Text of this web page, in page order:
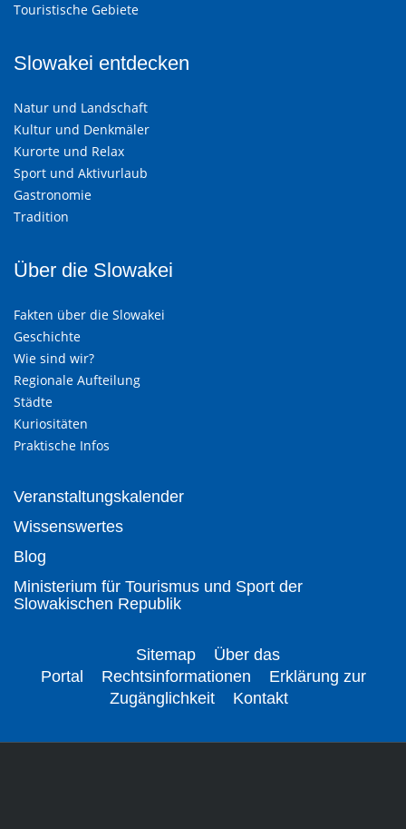
Touristische Gebiete
Slowakei entdecken
Natur und Landschaft
Kultur und Denkmäler
Kurorte und Relax
Sport und Aktivurlaub
Gastronomie
Tradition
Über die Slowakei
Fakten über die Slowakei
Geschichte
Wie sind wir?
Regionale Aufteilung
Städte
Kuriositäten
Praktische Infos
Veranstaltungskalender
Wissenswertes
Blog
Ministerium für Tourismus und Sport der
Slowakischen Republik
Sitemap
Über das
Portal
Rechtsinformationen
Erklärung zur
Zugänglichkeit
Kontakt